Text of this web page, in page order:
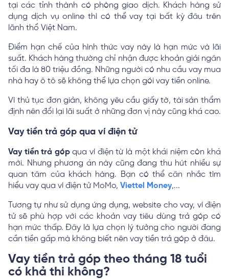
tại các tỉnh thành có phòng giao dịch. Khách hàng sử
dụng dịch vụ online thì có thể vay tại bất kỳ đâu trên
lãnh thổ Việt Nam.
Điểm hạn chế của hình thức vay này là hạn mức và lãi
suất. Khách hàng thường chỉ nhận được khoản giải ngân
tối đa là 80 triệu đồng. Những người có nhu cầu vay mua
nhà hay ô tô sẽ không thể lựa chọn gói vay tiền online.
Vì thủ tục đơn giản, không yêu cầu giấy tờ, tài sản thẩm
định nên đổi lại lãi suất ở những đơn vị này cũng khá cao.
Vay tiền trả góp qua ví điện tử
Vay tiền trả gópqua ví điện từ là một khái niệm còn khá
mới. Nhưng phương án này cũng đang thu hút nhiều sự
quan tâm của khách hàng. Bạn có thể cân nhắc tìm
hiểu vay qua ví điện tử MoMo, Viettel Money,...
Tương tự như sử dụng ứng dụng, website cho vay, ví điện
tử sẽ phù hợp với các khoản vay tiêu dùng trả góp có
hạn mức thấp. Đây là lựa chọn lý tưởng cho người đang
cần tiền gấp mà không biết nên vay tiền trả góp ở đâu.
Vay tiền trả góp theo tháng 18 tuổi
có khả thi không?